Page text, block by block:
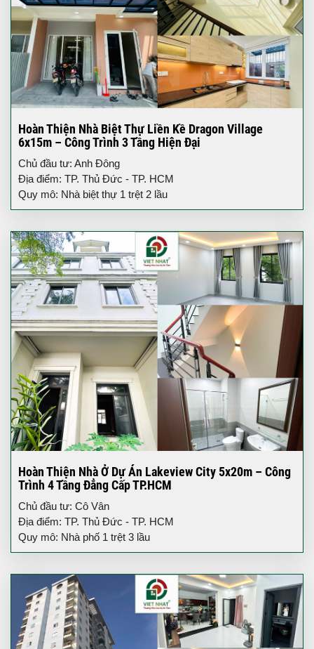
Hoàn Thiện Nhà Biệt Thự Liền Kề Dragon Village
6x15m – Công Trình 3 Tầng Hiện Đại
Chủ đầu tư: Anh Đông
Địa điểm: TP. Thủ Đức - TP. HCM
Quy mô: Nhà biệt thự 1 trệt 2 lầu
Hoàn Thiện Nhà Ở Dự Án Lakeview City 5x20m – Công
Trình 4 Tầng Đẳng Cấp TP.HCM
Chủ đầu tư: Cô Vân
Địa điểm: TP. Thủ Đức - TP. HCM
Quy mô: Nhà phố 1 trệt 3 lầu